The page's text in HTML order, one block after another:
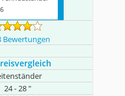
Bewertungen
24 - 28 "